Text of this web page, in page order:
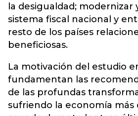
la desigualdad; modernizar
sistema fiscal nacional y
resto de los países
beneficiosas.
La motivación del estudio
fundamentan las
de las profundas
sufriendo la economía más